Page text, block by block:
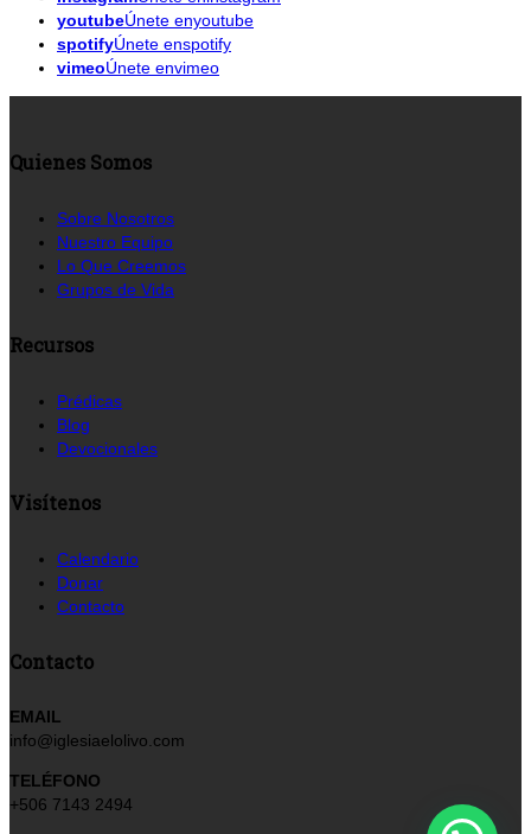
youtubeÚnete enyoutube
spotifyÚnete enspotify
vimeoÚnete envimeo
Quienes Somos
Sobre Nosotros
Nuestro Equipo
Lo Que Creemos
Grupos de Vida
Recursos
Prédicas
Blog
Devocionales
Visítenos
Calendario
Donar
Contacto
Contacto
EMAIL
info@iglesiaelolivo.com
TELÉFONO
+506 7143 2494